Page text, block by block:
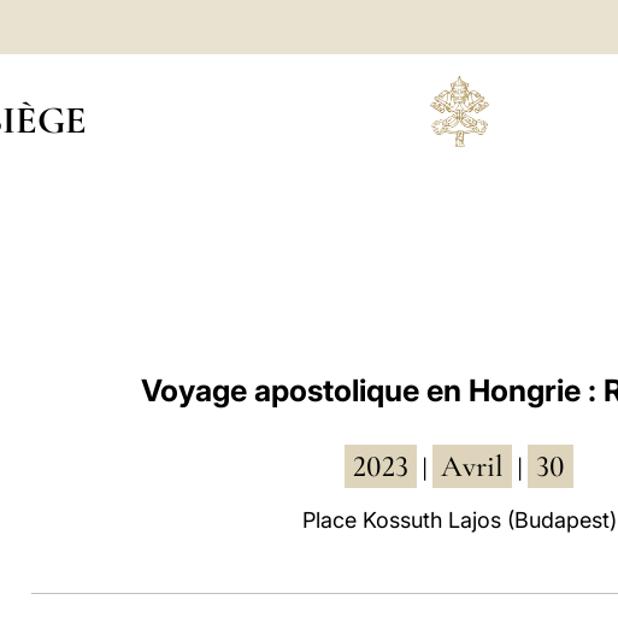
Voyage apostolique en Hongrie :
2023 Avril 30
Place Kossuth Lajos (Budapest)